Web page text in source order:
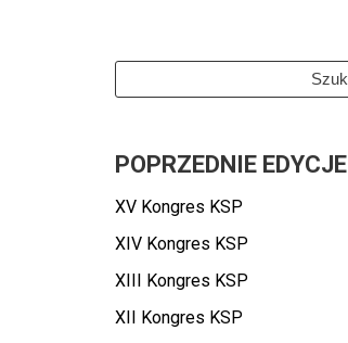
POPRZEDNIE EDYCJE
XV Kongres KSP
XIV Kongres KSP
XIII Kongres KSP
XII Kongres KSP